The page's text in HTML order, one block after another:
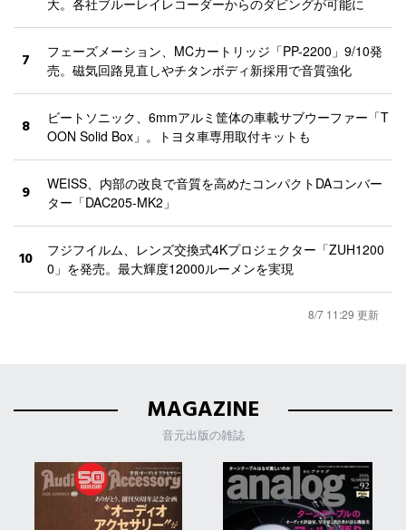
7
フェーズメーション、MCカートリッジ「PP-2200」9/10発
売。磁気回路見直しやチタンボディ新採用で音質強化
8
ビートソニック、6mmアルミ筐体の車載サブウーファー「T
OON Solid Box」。トヨタ車専用取付キットも
9
WEISS、内部の改良で音質を高めたコンパクトDAコンバー
ター「DAC205-MK2」
10
フジフイルム、レンズ交換式4Kプロジェクター「ZUH1200
0」を発売。最大輝度12000ルーメンを実現
8/7 11:29 更新
MAGAZINE
音元出版の雑誌